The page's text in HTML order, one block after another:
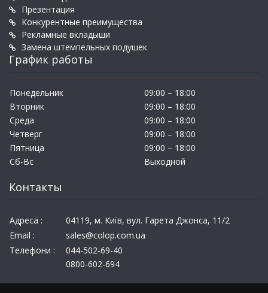
Презентация
Конкурентные преимущества
Рекламные вкладыши
Замена штемпельных подушек
График работы
Понедельник
09:00 – 18:00
Вторник
09:00 – 18:00
Среда
09:00 – 18:00
Четверг
09:00 – 18:00
Пятница
09:00 – 18:00
Сб-Вс
Выходной
Контакты
Адреса :
04119, м. Київ, вул. Гарета Джонса, 11/2
Email :
sales@colop.com.ua
Телефони :
044-502-69-40
0800-602-694